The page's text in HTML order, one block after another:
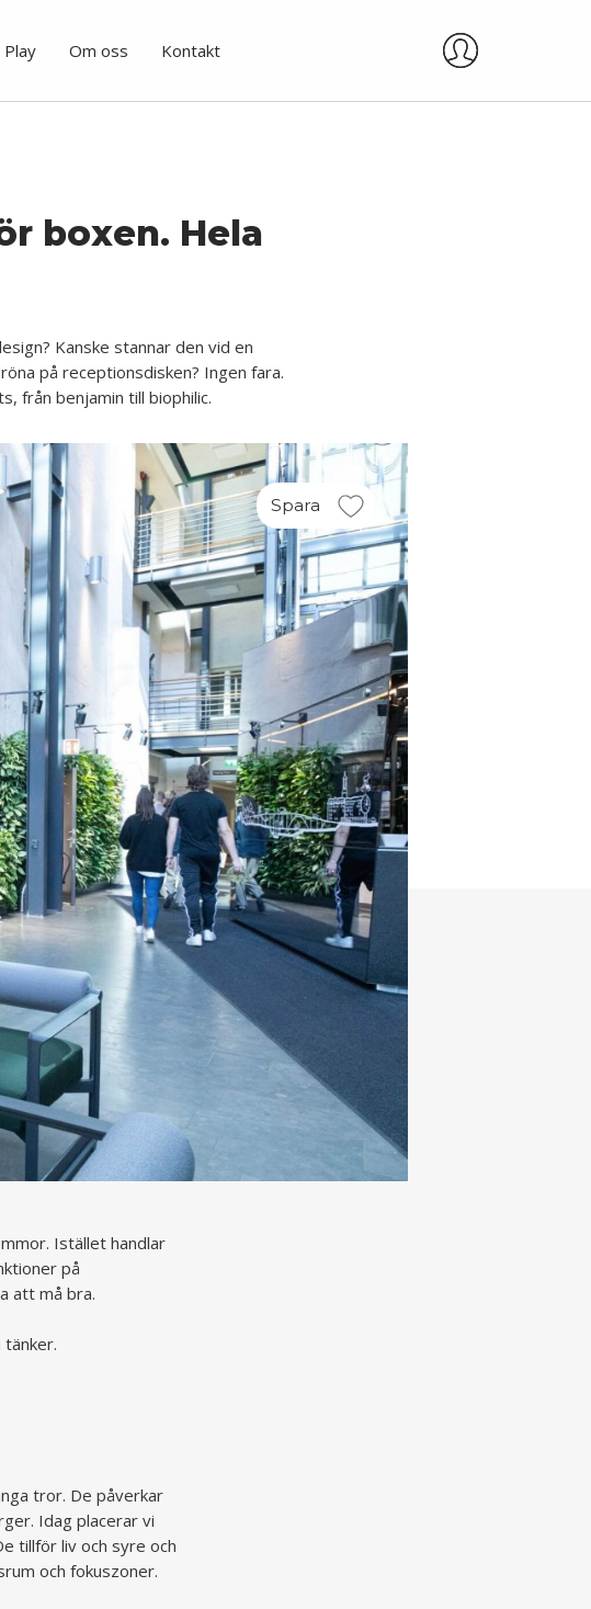
Play Om oss Kontakt
boxen. Hela
Kanske stannar den vid en
på receptionsdisken? Ingen fara.
från benjamin till biophilic.
Spara
Istället handlar
på
att må bra.
tror. De påverkar
Idag placerar vi
tillför liv och syre och
och fokuszoner.